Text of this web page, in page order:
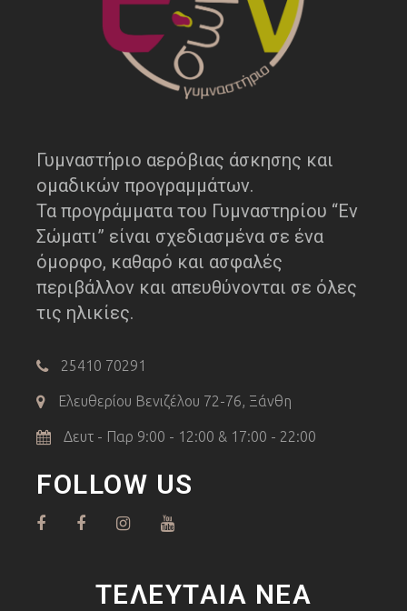
Γυμναστήριο αερόβιας άσκησης και
ομαδικών προγραμμάτων.
Τα προγράμματα του Γυμναστηρίου “Εν
Σώματι” είναι σχεδιασμένα σε ένα
όμορφο, καθαρό και ασφαλές
περιβάλλον και απευθύνονται σε όλες
τις ηλικίες.
25410 70291
Ελευθερίου Βενιζέλου 72-76, Ξάνθη
Δευτ - Παρ 9:00 - 12:00 & 17:00 - 22:00
FOLLOW US
ΤΕΛΕΥΤΑΊΑ ΝΈΑ